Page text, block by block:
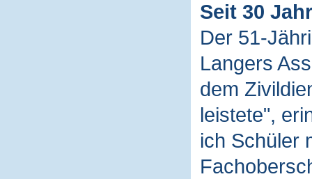
Seit 30
Der 51-
Langers
dem
leistete",
ich Schüler